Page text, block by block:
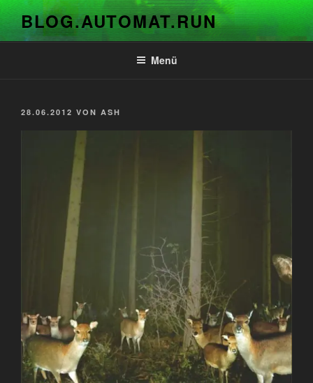
Zum
Inhalt
springen
BLOG.AUTOMAT.RUN
Menü
VERÖFFENTLICHT
28.06.2012 VON ASH